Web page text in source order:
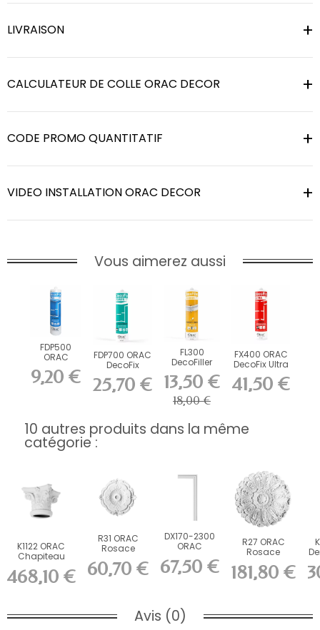
LIVRAISON
CALCULATEUR DE COLLE ORAC DECOR
CODE PROMO QUANTITATIF
VIDEO INSTALLATION ORAC DECOR
Vous aimerez aussi
FDP500
ORAC
DecoFix Pro
310 ml
9,20 €
FDP700 ORAC
DecoFix
Power 290 ml
25,70 €
FL300
DecoFiller
13,50 €
18,00 €
FX400 ORAC
DecoFix Ultra
270 ml
41,50 €
10 autres produits dans la même
catégorie :
K1122 ORAC
Chapiteau
Durofoam L36 x
H30 x...
468,10 €
R31 ORAC
Rosace
Purotouch cm
60,70 €
DX170-2300
ORAC
Cimaise
Durofoam
L230 x...
67,50 €
R27 ORAC
Rosace
Purotouch cm
181,80 €
Avis (0)